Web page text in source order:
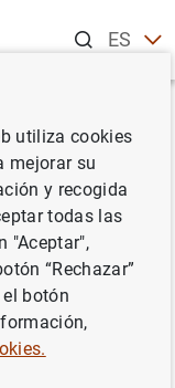
ESEN
con la
utiliza cookies
mejorar su
y recogida
todas las
"Aceptar",
“Rechazar”
botón